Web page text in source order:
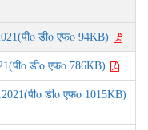
पीo डीo एफo 94KB)
पीo डीo एफo 786KB)
पीo डीo एफo 1015KB)